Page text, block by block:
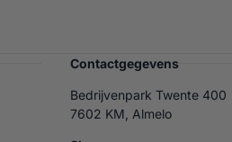
Contactgegevens
Bedrijvenpark Twente 400
7602 KM, Almelo